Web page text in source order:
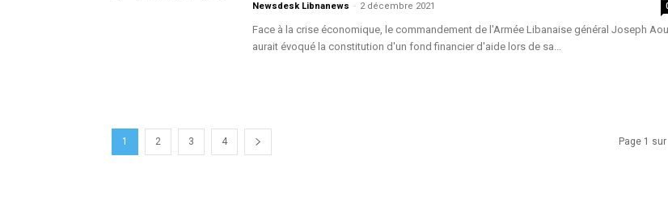
Newsdesk Libnanews - 2 décembre 2021
Face à la crise économique, le commandement de l'Armée Libanaise général Joseph
aurait évoqué la constitution d'un fond financier d'aide lors de sa...
1 2 3 4 Page 1